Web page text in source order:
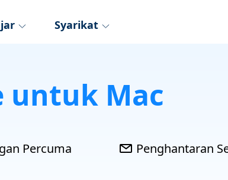
Syarikat
untuk Mac
Percuma
Penghantaran